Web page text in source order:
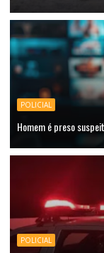
POLICIAL
Homem é preso
POLICIAL